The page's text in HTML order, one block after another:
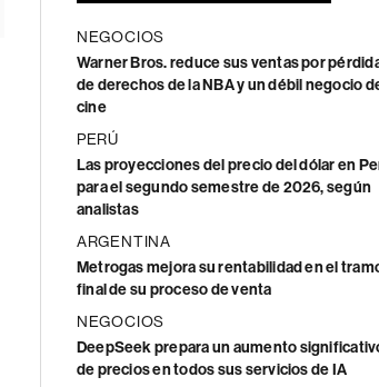
NEGOCIOS
Warner Bros. reduce sus ventas por
de derechos de la NBA y un débil negocio
cine
PERÚ
Las proyecciones del precio del dólar en
para el segundo semestre de 2026, según
analistas
ARGENTINA
Metrogas mejora su rentabilidad en el
final de su proceso de venta
NEGOCIOS
DeepSeek prepara un aumento
de precios en todos sus servicios de IA